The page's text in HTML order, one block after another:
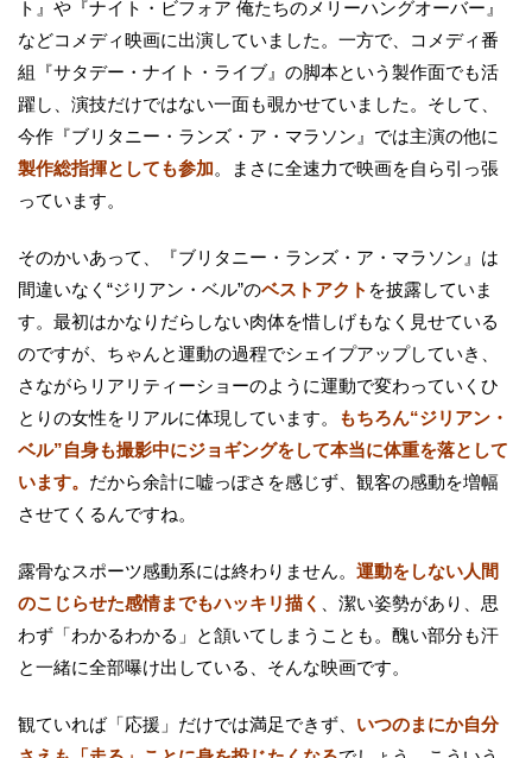
ト』や『ナイト・ビフォア 俺たちのメリーハングオーバー』
などコメディ映画に出演していました。一方で、コメディ番
組『サタデー・ナイト・ライブ』の脚本という製作面でも活
躍し、演技だけではない一面も覗かせていました。そして、
今作『ブリタニー・ランズ・ア・マラソン』では主演の他に
製作総指揮としても参加。まさに全速力で映画を自ら引っ張
っています。
そのかいあって、『ブリタニー・ランズ・ア・マラソン』は
間違いなく“ジリアン・ベル”のベストアクト を披露していま
す。最初はかなりだらしない肉体を惜しげもなく見せている
のですが、ちゃんと運動の過程でシェイプアップしていき、
さながらリアリティーショーのように運動で変わっていくひ
とりの女性をリアルに体現しています。
もちろん“ジリアン・
ベル”自身も撮影中にジョギングをして本当に体重を落として
います。 だから余計に嘘っぽさを感じず、観客の感動を増幅
させてくるんですね。
露骨なスポーツ感動系には終わりません。 運動をしない人間
のこじらせた感情までもハッキリ描く
、潔い姿勢があり、思
わず「わかるわかる」と頷いてしまうことも。醜い部分も汗
と一緒に全部曝け出している、そんな映画です。
観ていれば「応援」だけでは満足できず、 いつのまにか自分